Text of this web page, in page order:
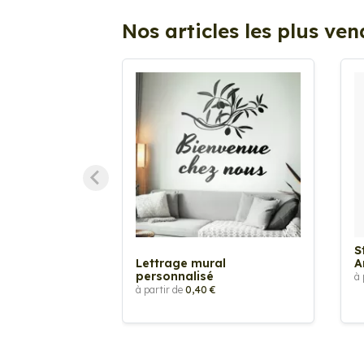
Nos articles les plus
Lettrage mural
personnalisé
à partir de 0,40 €
à